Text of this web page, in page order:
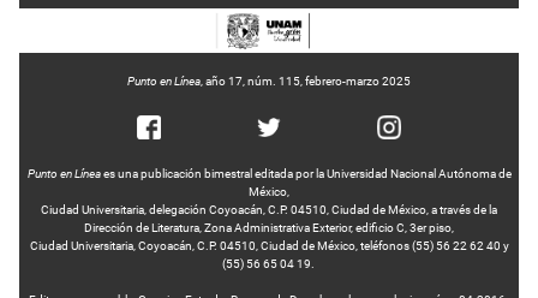
Punto en Línea , año 17, núm. 115, febrero-marzo 2025
Punto en Líneaes una publicación bimestral editada por la Universidad Nacional Autónoma de
México,
Ciudad Universitaria, delegación Coyoacán, C.P. 04510, Ciudad de México, a través de la
Dirección de Literatura, Zona Administrativa Exterior, edificio C, 3er piso,
Ciudad Universitaria, Coyoacán, C.P. 04510, Ciudad de México, teléfonos (55) 56 22 62 40 y
(55) 56 65 04 19.